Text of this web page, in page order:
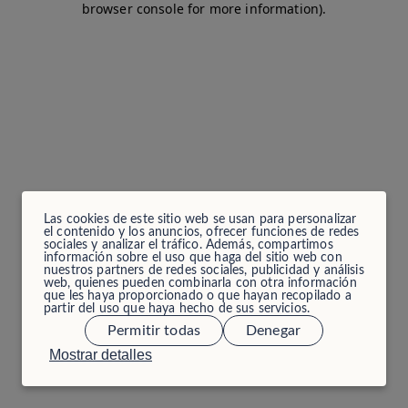
Las cookies de este sitio web se usan para personalizar
el contenido y los anuncios, ofrecer funciones de redes
sociales y analizar el tráfico. Además, compartimos
información sobre el uso que haga del sitio web con
nuestros partners de redes sociales, publicidad y análisis
web, quienes pueden combinarla con otra información
que les haya proporcionado o que hayan recopilado a
partir del uso que haya hecho de sus servicios.
Mostrar detalles
Permitir todas Denegar
browser console for more information).